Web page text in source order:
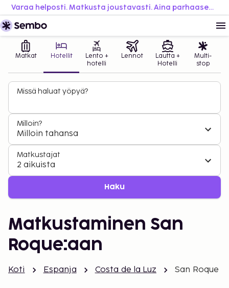
Varaa helposti. Matkusta joustavasti. Aina parhaaseen hintaan.
Matkat Hotellit
Lento +
hotelli
Lennot
Lautta +
Hotelli
Multi-
stop
Missä haluat yöpyä?
Milloin?
Milloin tahansa
Matkustajat
2 aikuista
Haku
Matkustaminen San
Roque:aan
Koti Espanja Costa de la Luz San Roque